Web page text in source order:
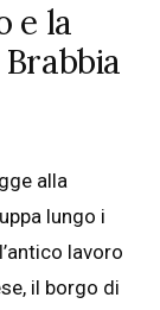
e la
alla
lungo i
lavoro
il borgo di